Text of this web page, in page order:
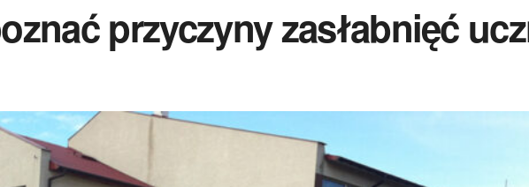
przyczyny zasłabnięć